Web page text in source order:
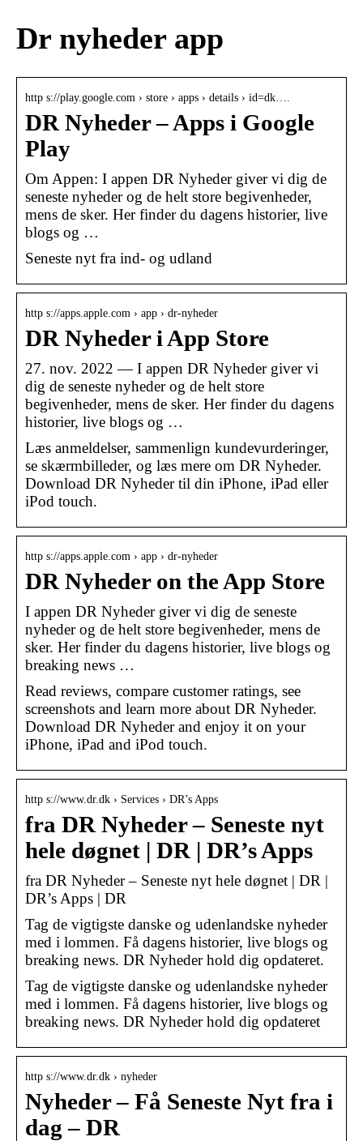
Dr nyheder app
http s://play.google.com › store › apps › details › id=dk….
DR Nyheder – Apps i Google
Play
Om Appen: I appen DR Nyheder giver vi dig de
seneste nyheder og de helt store begivenheder,
mens de sker. Her finder du dagens historier, live
blogs og …
Seneste nyt fra ind- og udland
http s://apps.apple.com › app › dr-nyheder
DR Nyheder i App Store
27. nov. 2022 — I appen DR Nyheder giver vi
dig de seneste nyheder og de helt store
begivenheder, mens de sker. Her finder du dagens
historier, live blogs og …
Læs anmeldelser, sammenlign kundevurderinger,
se skærmbilleder, og læs mere om DR Nyheder.
Download DR Nyheder til din iPhone, iPad eller
iPod touch.
http s://apps.apple.com › app › dr-nyheder
DR Nyheder on the App Store
I appen DR Nyheder giver vi dig de seneste
nyheder og de helt store begivenheder, mens de
sker. Her finder du dagens historier, live blogs og
breaking news …
Read reviews, compare customer ratings, see
screenshots and learn more about DR Nyheder.
Download DR Nyheder and enjoy it on your
iPhone, iPad and iPod touch.
http s://www.dr.dk › Services › DR’s Apps
fra DR Nyheder – Seneste nyt
hele døgnet | DR | DR’s Apps
fra DR Nyheder – Seneste nyt hele døgnet | DR |
DR’s Apps | DR
Tag de vigtigste danske og udenlandske nyheder
med i lommen. Få dagens historier, live blogs og
breaking news. DR Nyheder hold dig opdateret.
Tag de vigtigste danske og udenlandske nyheder
med i lommen. Få dagens historier, live blogs og
breaking news. DR Nyheder hold dig opdateret
http s://www.dr.dk › nyheder
Nyheder – Få Seneste Nyt fra i
dag – DR